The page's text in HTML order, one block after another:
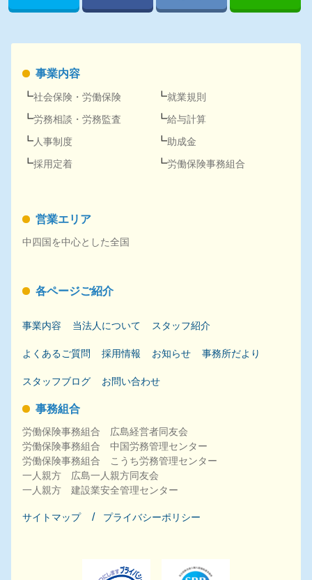
事業内容
社会保険 ・ 労働保険
労務相談・ 労務監査
人事制度
採用定着
就業規則
給与計算
助成金
労働保険事務組合
営業エリア
中四国を中心とした全国
各ページご紹介
事業内容 当法人について スタッフ紹介
よくあるご質問 採用情報 お知らせ 事務所だより
スタッフブログ お問い合わせ
事務組合
労働保険事務組合 広島経営者同友会
労働保険事務組合 中国労務管理センター
労働保険事務組合 こうち労務管理センター
一人親方 広島一人親方同友会
一人親方 建設業安全管理センター
サイトマップ プライバシーポリシー